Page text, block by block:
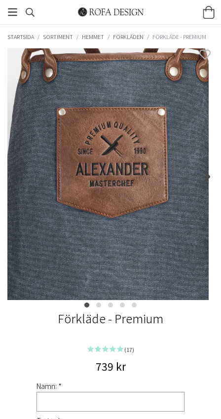
STARTSIDA / SORTIMENT / HEMMET / FÖRKLÄDEN / FÖRKLÄDE - PREMIUM
Förkläde - Premium
(17)
739 kr
Namn: *